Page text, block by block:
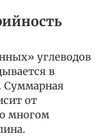
углеводов
в
Суммарная
от
многом